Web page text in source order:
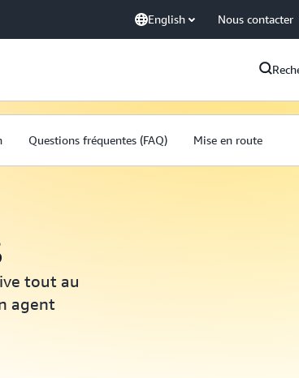
English Nous contacter
Questions fréquentes (FAQ) Mise en route
tout au
agent